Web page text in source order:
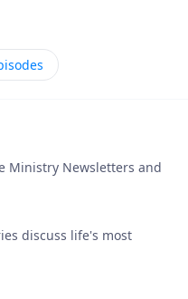
que me refiero a
a pensar de
un receptor que se
Y muchos de ustedes
a
las Escrituras.